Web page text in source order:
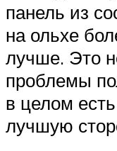
панель из
на ольхе
лучше. Это
проблемы
в целом
лучшую